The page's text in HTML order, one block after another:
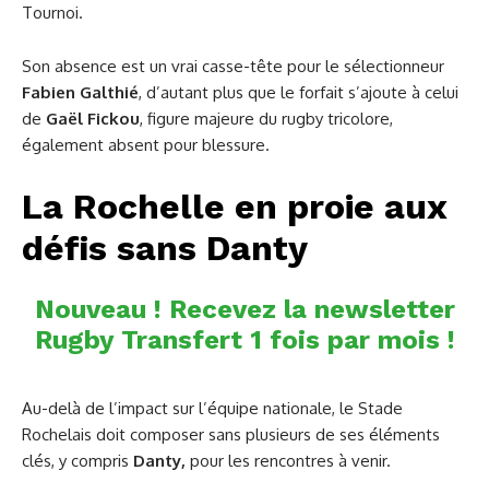
Tournoi.
Son absence est un vrai casse-tête pour le sélectionneur
Fabien Galthié, d’autant plus que le forfait s’ajoute à celui
de Gaël Fickou, figure majeure du rugby tricolore,
également absent pour blessure.
La Rochelle en proie aux
défis sans Danty
Nouveau ! Recevez la newsletter
Rugby Transfert 1 fois par mois !
Au-delà de l’impact sur l’équipe nationale, le Stade
Rochelais doit composer sans plusieurs de ses éléments
clés, y compris Danty, pour les rencontres à venir.